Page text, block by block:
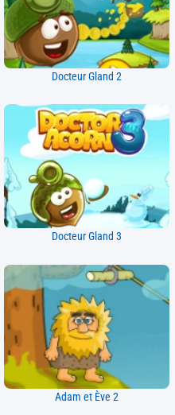
Docteur Gland 2
Docteur Gland 3
Adam et Ève 2